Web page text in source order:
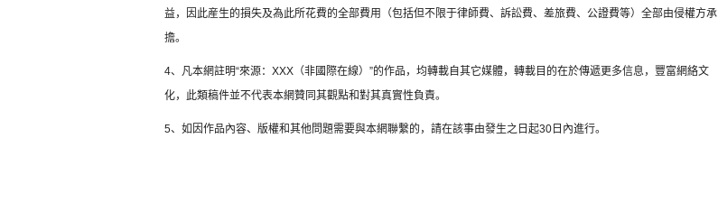
益，因此産生的損失及為此所花費的全部費用（包括但不限于律師費、訴訟費、差旅費、公證費等）全部由侵權方承
擔。
4、凡本網註明“來源：XXX（非國際在線）”的作品，均轉載自其它媒體，轉載目的在於傳遞更多信息，豐富網絡文
化，此類稿件並不代表本網贊同其觀點和對其真實性負責。
5、如因作品內容、版權和其他問題需要與本網聯繫的，請在該事由發生之日起30日內進行。